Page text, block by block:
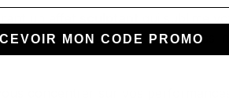
un effet
qui sublime
soit pour des séances de fitness
concentrer sur vos
MON CODE PROMO